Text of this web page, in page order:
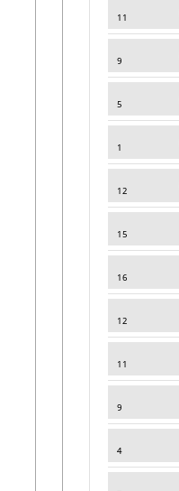
11
9
5
1
12
15
16
12
11
9
4